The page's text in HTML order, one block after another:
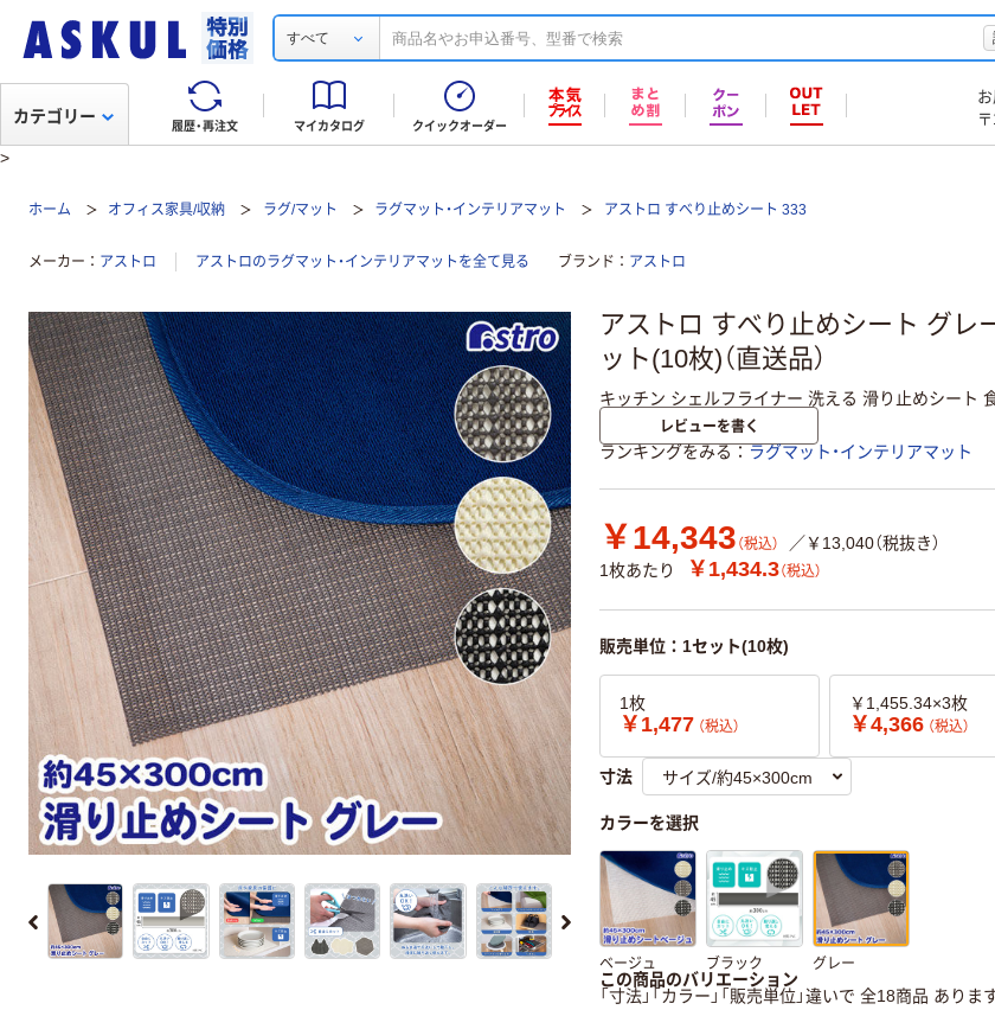
すべて
履歴・再注文 マイカタログ クイックオーダー
カテゴリー
>
ホーム オフィス家具/収納 ラグ/マット ラグマット・インテリアマット アストロ すべり止めシート 333
メーカー アストロ アストロのラグマット・インテリアマットを全て見る ブランド アストロ
アストロ すべり止めシート グレ
ット(10枚)（直送品）
キッチン シェルフライナー 洗える 滑り止めシート
レビューを書く
ランキングをみる ラグマット・インテリアマット
￥14,343 （税込）
／￥13,040（税抜き）
1枚あたり
￥1,434.3（税込）
販売単位：1セット(10枚)
1枚
￥1,477 （税込）
￥1,455.34×3枚
￥4,366 （税込）
寸法
カラーを選択
ベージュ ブラック グレー
この商品のバリエーション
「寸法」「カラー」「販売単位」違いで 全18商品 あります